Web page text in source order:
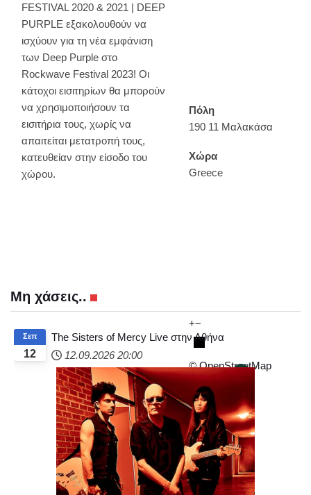
FESTIVAL 2020 & 2021 | DEEP
PURPLE εξακολουθούν να
ισχύουν για τη νέα εμφάνιση
των Deep Purple στο
Rockwave Festival 2023! Οι
κάτοχοι εισιτηρίων θα μπορούν
να χρησιμοποιήσουν τα
εισιτήρια τους, χωρίς να
απαιτείται μετατροπή τους,
κατευθείαν στην είσοδο του
χώρου.
+−
© OpenStreetMap
Πόλη
190 11 Μαλακάσα
Χώρα
Greece
Μη χάσεις..
12
Σεπ
The Sisters of Mercy Live στην Αθήνα
12.09.2026 20:00